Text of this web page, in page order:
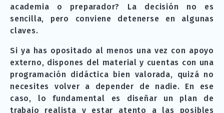
academia o preparador? La decisión no es
sencilla, pero conviene detenerse en algunas
claves.
Si ya has opositado al menos una vez con apoyo
externo, dispones del material y cuentas con una
programación didáctica bien valorada, quizá no
necesites volver a depender de nadie. En ese
caso, lo fundamental es diseñar un plan de
trabajo realista y estar atento a las posibles